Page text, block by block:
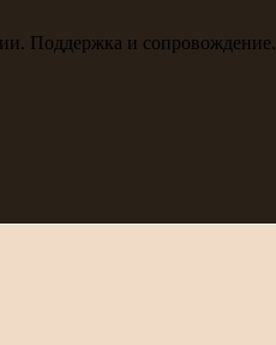
Поддержка и сопровождение.